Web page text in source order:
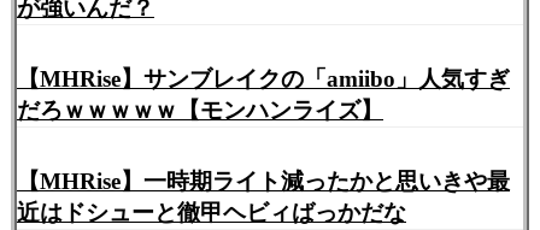
が強いんだ？
【MHRise】サンブレイクの「amiibo」人気すぎ
だろｗｗｗｗｗ【モンハンライズ】
【MHRise】一時期ライト減ったかと思いきや最
近はドシューと徹甲ヘビィばっかだな